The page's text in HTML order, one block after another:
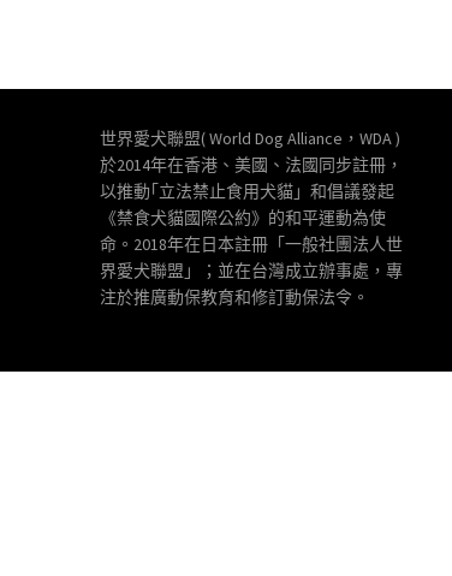
世界愛犬聯盟( World Dog Alliance，WDA )
於2014年在香港、美國、法國同步註冊，
以推動｢立法禁止食用犬貓」和倡議發起
《禁食犬貓國際公約》的和平運動為使
命。2018年在日本註冊「一般社團法人世
界愛犬聯盟」；並在台灣成立辦事處，專
注於推廣動保教育和修訂動保法令。